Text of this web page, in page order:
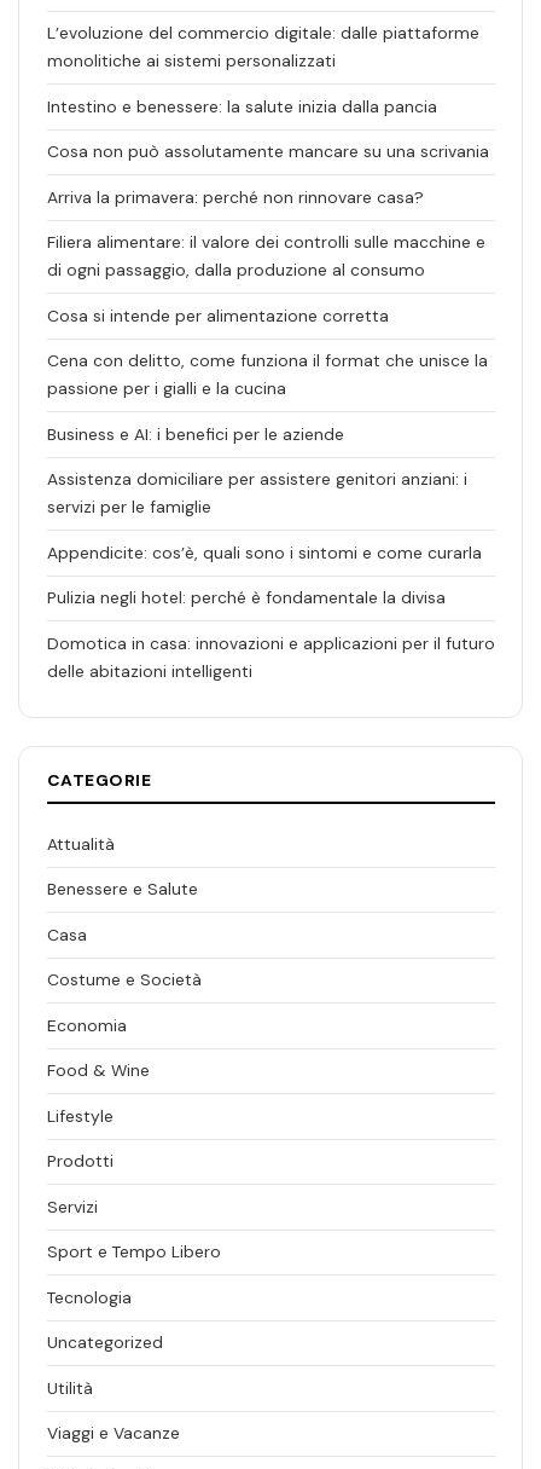
L’evoluzione del commercio digitale: dalle piattaforme
monolitiche ai sistemi personalizzati
Intestino e benessere: la salute inizia dalla pancia
Cosa non può assolutamente mancare su una scrivania
Arriva la primavera: perché non rinnovare casa?
Filiera alimentare: il valore dei controlli sulle macchine e
di ogni passaggio, dalla produzione al consumo
Cosa si intende per alimentazione corretta
Cena con delitto, come funziona il format che unisce la
passione per i gialli e la cucina
Business e AI: i benefici per le aziende
Assistenza domiciliare per assistere genitori anziani: i
servizi per le famiglie
Appendicite: cos’è, quali sono i sintomi e come curarla
Pulizia negli hotel: perché è fondamentale la divisa
Domotica in casa: innovazioni e applicazioni per il futuro
delle abitazioni intelligenti
CATEGORIE
Attualità
Benessere e Salute
Casa
Costume e Società
Economia
Food & Wine
Lifestyle
Prodotti
Servizi
Sport e Tempo Libero
Tecnologia
Uncategorized
Utilità
Viaggi e Vacanze